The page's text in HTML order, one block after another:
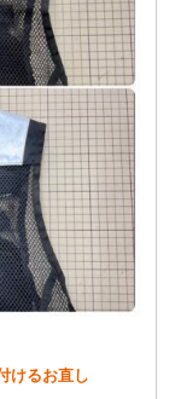
けるお直し